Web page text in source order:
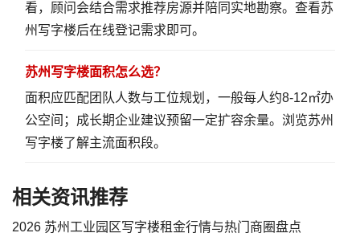
看，顾问会结合需求推荐房源并陪同实地勘察。 查看苏
州写字楼后在线登记需求即可。
苏州写字楼面积怎么选？
面积应匹配团队人数与工位规划，一般每人约8-12㎡办
公空间；成长期企业建议预留一定扩容余量。 浏览苏州
写字楼了解主流面积段。
相关资讯推荐
2026 苏州工业园区写字楼租金行情与热门商圈盘点